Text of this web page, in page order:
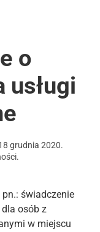
o
usługi
grudnia 2020.
.
świadczenie
osób z
w miejscu